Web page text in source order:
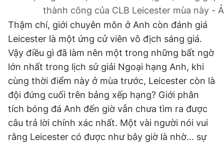
Giấy phép xuất bản số 110/GP - BTTTT cấp ngày 24.3.2020
chép dưới mọi hình thức nếu không có sự chấp thuận bằng văn
bản. Phát triển bởi ePi Technologies, JSC.
thành công của CLB Leicester mùa này -
Thậm chí, giới chuyên môn ở Anh còn đánh giá
Leicester là một ứng cử viên vô địch sáng giá.
Vậy điều gì đã làm nên một trong những bất ngờ
lớn nhất trong lịch sử giải Ngoại hạng Anh, khi
cùng thời điểm này ở mùa trước, Leicester còn là
đội đứng cuối trên bảng xếp hạng? Giới phân
tích bóng đá Anh đến giờ vẫn chưa tìm ra được
câu trả lời chính xác nhất. Một vài người nói vui
rằng Leicester có được như bây giờ là nhờ... sự